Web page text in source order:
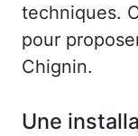
techniques.
pour
Chignin.
Une